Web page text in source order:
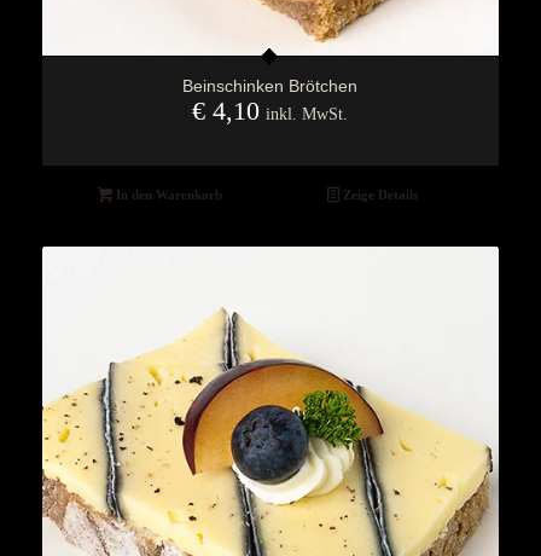
Beinschinken Brötchen
€ 4,10 inkl. MwSt.
In den Warenkorb Zeige Details